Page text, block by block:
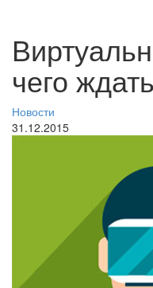
чего
Новости
31.12.2015